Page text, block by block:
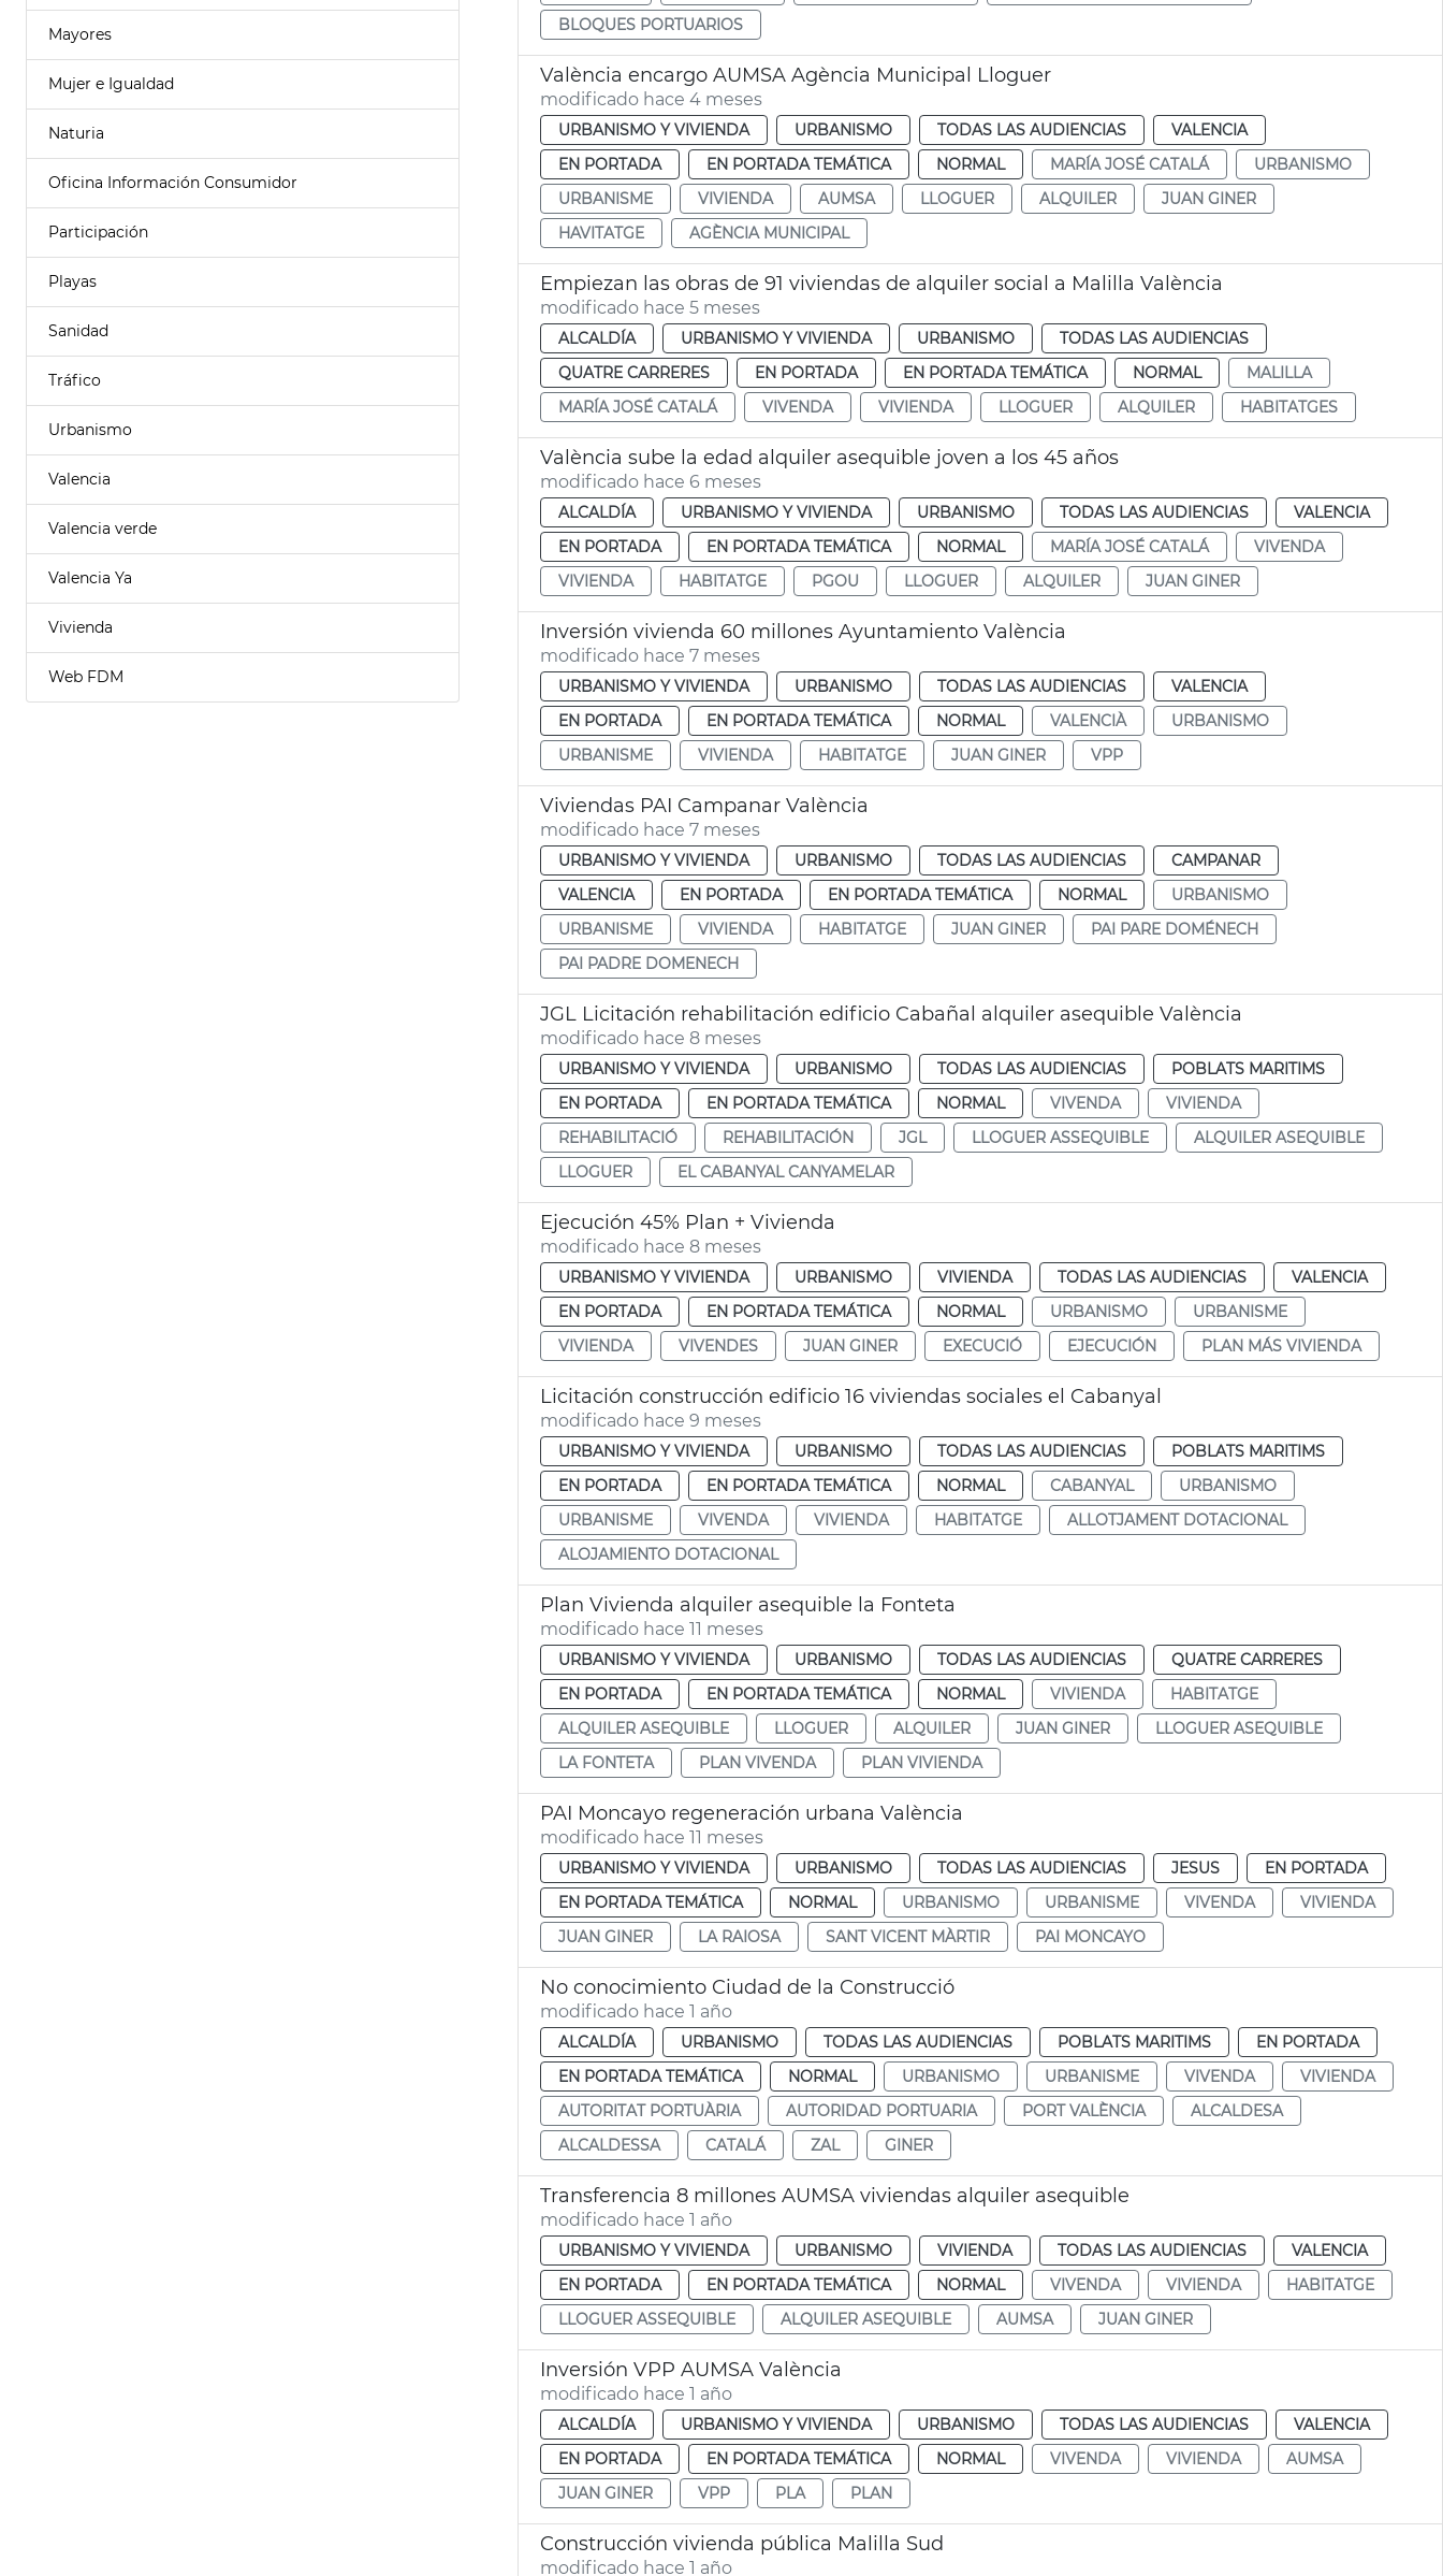
Mayores
Mujer e Igualdad
Naturia
Oficina Información Consumidor
Participación
Playas
Sanidad
Tráfico
Urbanismo
Valencia
Valencia verde
Valencia Ya
Vivienda
Web FDM
BLOQUES PORTUARIOS
València encargo AUMSA Agència Municipal Lloguer
modificado hace 4 meses
URBANISMO Y VIVIENDA URBANISMO TODAS LAS AUDIENCIAS
VALENCIA
EN PORTADA
EN PORTADA TEMÁTICA NORMAL MARÍA JOSÉ CATALÁ
URBANISMO
URBANISME
VIVIENDA AUMSA LLOGUER ALQUILER
JUAN GINER
HAVITATGE
AGÈNCIA MUNICIPAL
Empiezan las obras de 91 viviendas de alquiler social a Malilla València
modificado hace 5 meses
ALCALDÍA URBANISMO Y VIVIENDA URBANISMO
TODAS LAS AUDIENCIAS
QUATRE CARRERES
EN PORTADA EN PORTADA TEMÁTICA NORMAL
MALILLA
MARÍA JOSÉ CATALÁ
VIVENDA VIVIENDA LLOGUER ALQUILER HABITATGES
València sube la edad alquiler asequible joven a los 45 años
modificado hace 6 meses
ALCALDÍA URBANISMO Y VIVIENDA URBANISMO TODAS LAS AUDIENCIAS
VALENCIA
EN PORTADA
EN PORTADA TEMÁTICA NORMAL MARÍA JOSÉ CATALÁ
VIVENDA
VIVIENDA
HABITATGE PGOU LLOGUER ALQUILER JUAN GINER
Inversión vivienda 60 millones Ayuntamiento València
modificado hace 7 meses
URBANISMO Y VIVIENDA URBANISMO TODAS LAS AUDIENCIAS
VALENCIA
EN PORTADA
EN PORTADA TEMÁTICA NORMAL VALENCIÀ
URBANISMO
URBANISME
VIVIENDA HABITATGE JUAN GINER VPP
Viviendas PAI Campanar València
modificado hace 7 meses
URBANISMO Y VIVIENDA URBANISMO TODAS LAS AUDIENCIAS
CAMPANAR
VALENCIA
EN PORTADA EN PORTADA TEMÁTICA NORMAL
URBANISMO
URBANISME
VIVIENDA HABITATGE JUAN GINER
PAI PARE DOMÉNECH
PAI PADRE DOMENECH
JGL Licitación rehabilitación edificio Cabañal alquiler asequible València
modificado hace 8 meses
URBANISMO Y VIVIENDA URBANISMO TODAS LAS AUDIENCIAS
POBLATS MARITIMS
EN PORTADA
EN PORTADA TEMÁTICA NORMAL VIVENDA
VIVIENDA
REHABILITACIÓ
REHABILITACIÓN JGL LLOGUER ASSEQUIBLE
ALQUILER ASEQUIBLE
LLOGUER
EL CABANYAL CANYAMELAR
Ejecución 45% Plan + Vivienda
modificado hace 8 meses
URBANISMO Y VIVIENDA URBANISMO VIVIENDA TODAS LAS AUDIENCIAS
VALENCIA
EN PORTADA
EN PORTADA TEMÁTICA NORMAL URBANISMO
URBANISME
VIVIENDA
VIVENDES JUAN GINER EXECUCIÓ EJECUCIÓN PLAN MÁS VIVIENDA
Licitación construcción edificio 16 viviendas sociales el Cabanyal
modificado hace 9 meses
URBANISMO Y VIVIENDA URBANISMO TODAS LAS AUDIENCIAS
POBLATS MARITIMS
EN PORTADA
EN PORTADA TEMÁTICA NORMAL CABANYAL
URBANISMO
URBANISME
VIVENDA VIVIENDA HABITATGE
ALLOTJAMENT DOTACIONAL
ALOJAMIENTO DOTACIONAL
Plan Vivienda alquiler asequible la Fonteta
modificado hace 11 meses
URBANISMO Y VIVIENDA URBANISMO TODAS LAS AUDIENCIAS
QUATRE CARRERES
EN PORTADA
EN PORTADA TEMÁTICA NORMAL VIVIENDA
HABITATGE
ALQUILER ASEQUIBLE
LLOGUER ALQUILER JUAN GINER
LLOGUER ASEQUIBLE
LA FONTETA
PLAN VIVENDA PLAN VIVIENDA
PAI Moncayo regeneración urbana València
modificado hace 11 meses
URBANISMO Y VIVIENDA URBANISMO TODAS LAS AUDIENCIAS JESUS
EN PORTADA
EN PORTADA TEMÁTICA
NORMAL URBANISMO URBANISME VIVENDA
VIVIENDA
JUAN GINER
LA RAIOSA SANT VICENT MÀRTIR PAI MONCAYO
No conocimiento Ciudad de la Construcció
modificado hace 1 año
ALCALDÍA URBANISMO TODAS LAS AUDIENCIAS POBLATS MARITIMS
EN PORTADA
EN PORTADA TEMÁTICA
NORMAL URBANISMO URBANISME VIVENDA
VIVIENDA
AUTORITAT PORTUÀRIA
AUTORIDAD PORTUARIA PORT VALÈNCIA
ALCALDESA
ALCALDESSA
CATALÁ ZAL GINER
Transferencia 8 millones AUMSA viviendas alquiler asequible
modificado hace 1 año
URBANISMO Y VIVIENDA URBANISMO VIVIENDA TODAS LAS AUDIENCIAS
VALENCIA
EN PORTADA
EN PORTADA TEMÁTICA NORMAL VIVENDA VIVIENDA
HABITATGE
LLOGUER ASSEQUIBLE
ALQUILER ASEQUIBLE AUMSA JUAN GINER
Inversión VPP AUMSA València
modificado hace 1 año
ALCALDÍA URBANISMO Y VIVIENDA URBANISMO TODAS LAS AUDIENCIAS
VALENCIA
EN PORTADA
EN PORTADA TEMÁTICA NORMAL VIVENDA VIVIENDA
AUMSA
JUAN GINER
VPP PLA PLAN
Construcción vivienda pública Malilla Sud
modificado hace 1 año